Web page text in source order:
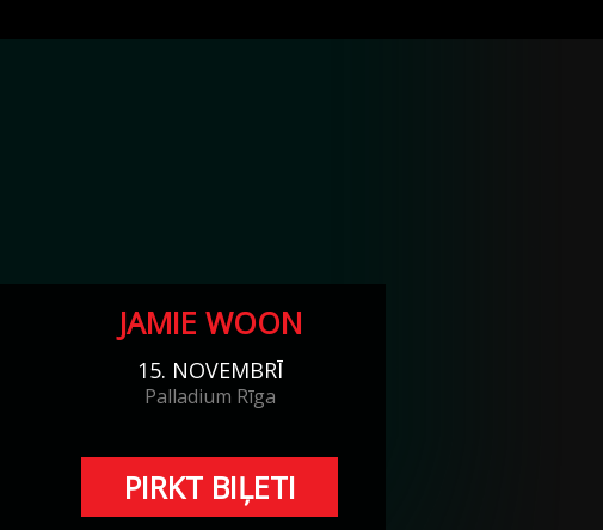
JAMIE WOON
15. NOVEMBRĪ
Palladium Rīga
PIRKT BIĻETI